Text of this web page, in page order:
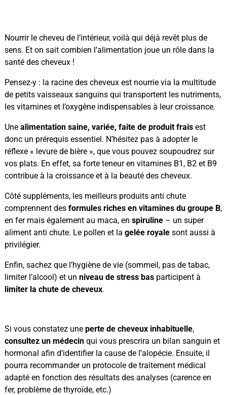
Nourrir le cheveu de l’intérieur, voilà qui déjà revêt plus de
sens. Et on sait combien l’alimentation joue un rôle dans la
santé des cheveux !
Pensez-y : la racine des cheveux est nourrie via la multitude
de petits vaisseaux sanguins qui transportent les nutriments,
les vitamines et l’oxygène indispensables à leur croissance.
Une alimentation saine, variée, faite de produit fraisest
donc un prérequis essentiel. N’hésitez pas à adopter le
réflexe « levure de bière », que vous pouvez soupoudrez sur
vos plats. En effet, sa forte teneur en vitamines B1, B2 et B9
contribue à la croissance et à la beauté des cheveux.
Côté suppléments, les meilleurs produits anti chute
comprennent des formules riches en vitamines du groupe B,
en fer mais également au maca, en spiruline – un super
aliment anti chute. Le pollen et la gelée royale sont aussi à
privilégier.
Enfin, sachez que l’hygiène de vie (sommeil, pas de tabac,
limiter l’alcool) et un niveau de stress basparticipent à
limiter la chute de cheveux.
Si vous constatez une perte de cheveux inhabituelle,
consultez un médecin qui vous prescrira un bilan sanguin et
hormonal afin d’identifier la cause de l’alopécie. Ensuite, il
pourra recommander un protocole de traitement médical
adapté en fonction des résultats des analyses (carence en
fer, problème de thyroïde, etc.)